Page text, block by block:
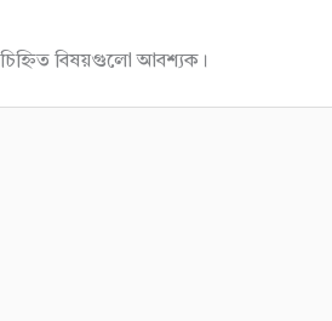
বিষয়গুলো আবশ্যক।